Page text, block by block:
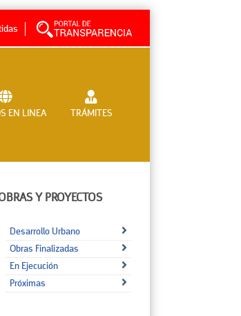
EN LINEA TRÁMITES
Y PROYECTOS
Desarrollo Urbano
Obras Finalizadas
En Ejecución
Próximas